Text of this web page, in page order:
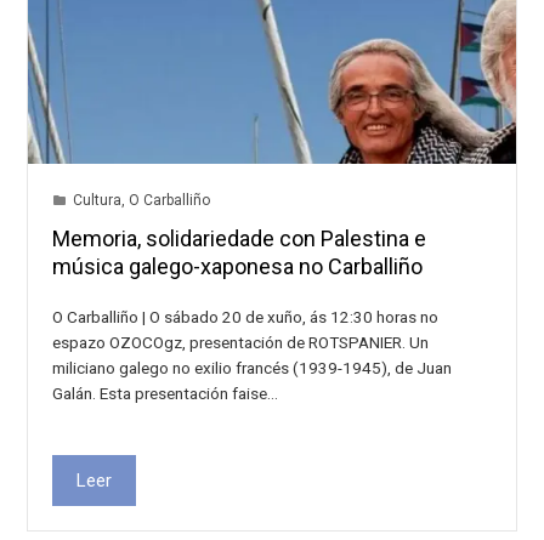
Cultura, O Carballiño
Memoria, solidariedade con Palestina e
música galego-xaponesa no Carballiño
O Carballiño | O sábado 20 de xuño, ás 12:30 horas no
espazo OZOCOgz, presentación de ROTSPANIER. Un
miliciano galego no exilio francés (1939-1945), de Juan
Galán. Esta presentación faise…
Leer